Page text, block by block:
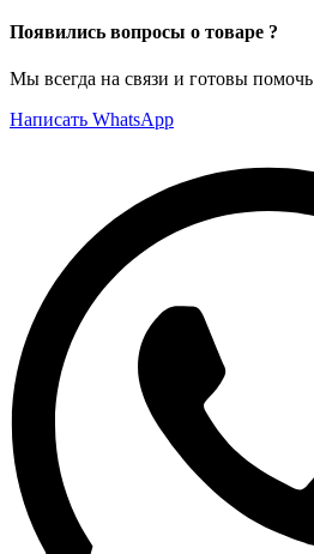
Появились вопросы о товаре ?
Мы всегда на связи и готовы помочь
Написать WhatsApp